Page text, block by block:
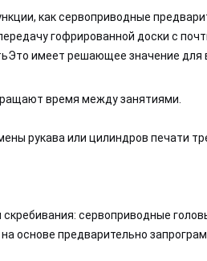
как сервоприводные
гофрированной доски с
имеет решающее значение для
время между занятиями.
рукава или цилиндров печати
сервоприводные
основе предварительно